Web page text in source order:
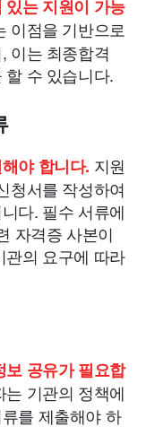
있는 지원이 가능
이점을 기반으로
이는 최종합격
수 있습니다.
야 합니다. 지원
청서를 작성하여
다. 필수 서류에
자격증 사본이
관의 요구에 따라
보 공유가 필요합
기관의 정책에
를 제출해야 하